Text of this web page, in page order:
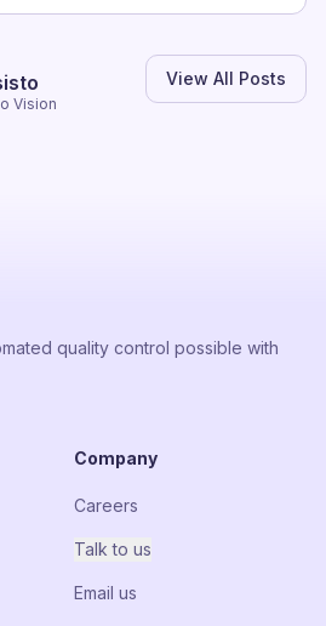
Vision
View All Posts
quality control possible with
Company
Careers
Talk to us
Email us